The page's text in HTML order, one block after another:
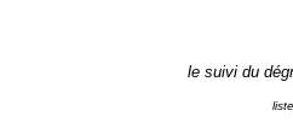
le suivi du